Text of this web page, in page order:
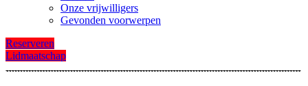
Onze vrijwilligers
Gevonden voorwerpen
Reserveren
Lidmaatschap